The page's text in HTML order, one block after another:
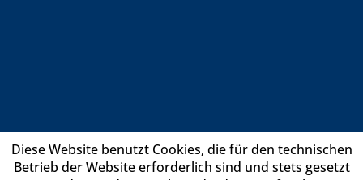
Diese Website benutzt Cookies, die für den technischen
Betrieb der Website erforderlich sind und stets gesetzt